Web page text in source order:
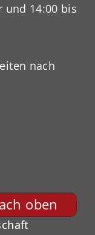
oben
und 14:00 bis
nach